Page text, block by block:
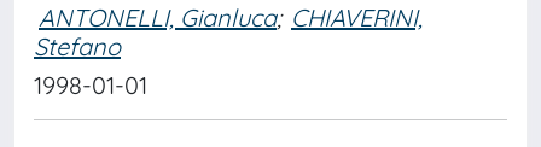
ANTONELLI, Gianluca; CHIAVERINI,
Stefano
1998-01-01